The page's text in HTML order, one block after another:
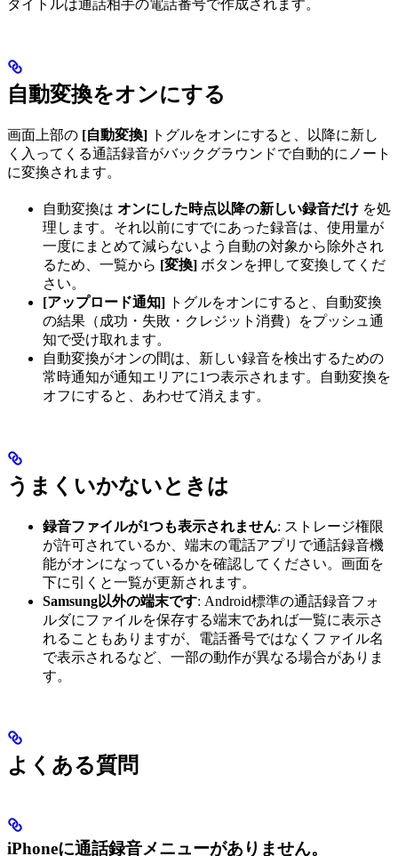
タイトルは通話相手の電話番号で作成されます。
自動変換をオンにする
画面上部の [自動変換] トグルをオンにすると、以降に新し
く入ってくる通話録音がバックグラウンドで自動的にノート
に変換されます。
自動変換は オンにした時点以降の新しい録音だけ を処
理します。それ以前にすでにあった録音は、使用量が
一度にまとめて減らないよう自動の対象から除外され
るため、一覧から [変換] ボタンを押して変換してくだ
さい。
[アップロード通知] トグルをオンにすると、自動変換
の結果（成功・失敗・クレジット消費）をプッシュ通
知で受け取れます。
自動変換がオンの間は、新しい録音を検出するための
常時通知が通知エリアに1つ表示されます。自動変換を
オフにすると、あわせて消えます。
うまくいかないときは
録音ファイルが1つも表示されません: ストレージ権限
が許可されているか、端末の電話アプリで通話録音機
能がオンになっているかを確認してください。画面を
下に引くと一覧が更新されます。
Samsung以外の端末です: Android標準の通話録音フォ
ルダにファイルを保存する端末であれば一覧に表示さ
れることもありますが、電話番号ではなくファイル名
で表示されるなど、一部の動作が異なる場合がありま
す。
よくある質問
iPhoneに通話録音メニューがありません。